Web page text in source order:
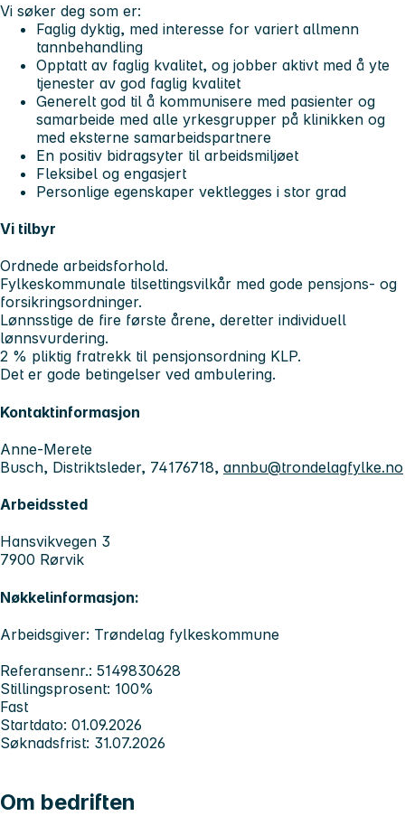
Vi søker deg som er:
Faglig dyktig, med interesse for variert allmenn
tannbehandling
Opptatt av faglig kvalitet, og jobber aktivt med å yte
tjenester av god faglig kvalitet
Generelt god til å kommunisere med pasienter og
samarbeide med alle yrkesgrupper på klinikken og
med eksterne samarbeidspartnere
En positiv bidragsyter til arbeidsmiljøet
Fleksibel og engasjert
Personlige egenskaper vektlegges i stor grad
Vi tilbyr
Ordnede arbeidsforhold.
Fylkeskommunale tilsettingsvilkår med gode pensjons- og
forsikringsordninger.
Lønnsstige de fire første årene, deretter individuell
lønnsvurdering.
2 % pliktig fratrekk til pensjonsordning KLP.
Det er gode betingelser ved ambulering.
Kontaktinformasjon
Anne-Merete
Busch, Distriktsleder, 74176718, annbu@trondelagfylke.no
Arbeidssted
Hansvikvegen 3
7900 Rørvik
Nøkkelinformasjon:
Arbeidsgiver: Trøndelag fylkeskommune
Referansenr.: 5149830628
Stillingsprosent: 100%
Fast
Startdato: 01.09.2026
Søknadsfrist: 31.07.2026
Om bedriften